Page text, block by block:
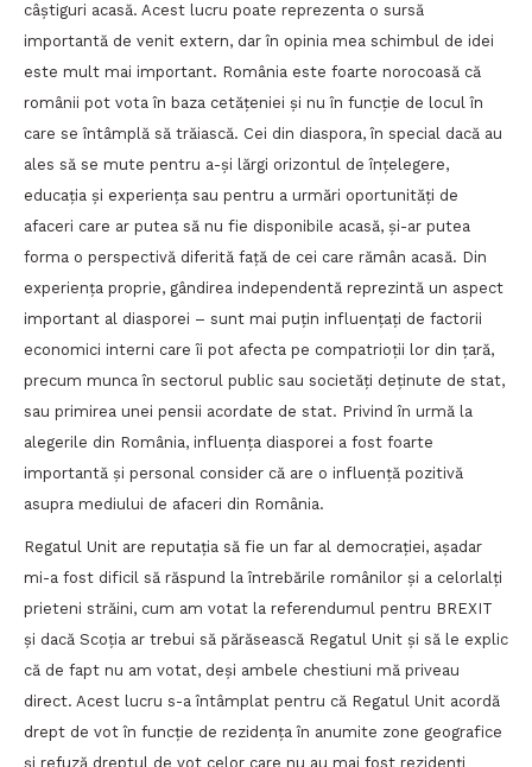
câștiguri acasă. Acest lucru poate reprezenta o sursă
importantă de venit extern, dar în opinia mea schimbul de idei
este mult mai important. România este foarte norocoasă că
românii pot vota în baza cetățeniei și nu în funcție de locul în
care se întâmplă să trăiască. Cei din diaspora, în special dacă au
ales să se mute pentru a-și lărgi orizontul de înțelegere,
educația și experiența sau pentru a urmări oportunități de
afaceri care ar putea să nu fie disponibile acasă, și-ar putea
forma o perspectivă diferită față de cei care rămân acasă. Din
experiența proprie, gândirea independentă reprezintă un aspect
important al diasporei – sunt mai puțin influențați de factorii
economici interni care îi pot afecta pe compatrioții lor din țară,
precum munca în sectorul public sau societăți deținute de stat,
sau primirea unei pensii acordate de stat. Privind în urmă la
alegerile din România, influența diasporei a fost foarte
importantă și personal consider că are o influență pozitivă
asupra mediului de afaceri din România.
Regatul Unit are reputația să fie un far al democrației, așadar
mi-a fost dificil să răspund la întrebările românilor și a celorlalți
prieteni străini, cum am votat la referendumul pentru BREXIT
și dacă Scoția ar trebui să părăsească Regatul Unit și să le explic
că de fapt nu am votat, deși ambele chestiuni mă priveau
direct. Acest lucru s-a întâmplat pentru că Regatul Unit acordă
drept de vot în funcție de rezidența în anumite zone geografice
și refuză dreptul de vot celor care nu au mai fost rezidenți